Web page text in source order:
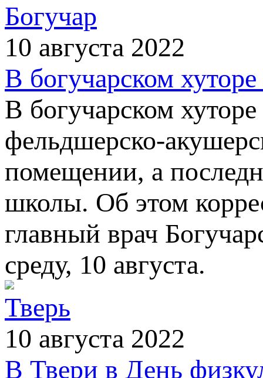
Богучар
10 августа 2022
В богучарском
В богучарском
фельдшерско-
помещении, а
школы. Об этом
главный врач
среду, 10 августа.
Тверь
10 августа 2022
В Твери в День